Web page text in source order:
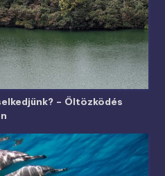
– Öltözködés